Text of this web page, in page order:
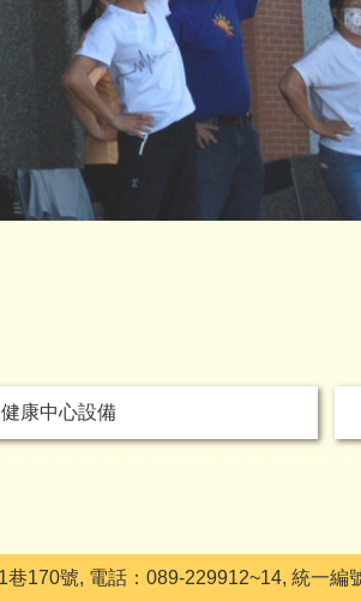
健康中心設備
170號, 電話：089-229912~14, 統一編